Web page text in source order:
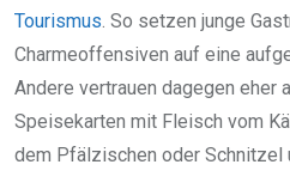
Tourismus. So setzen junge
Charmeoffensiven auf eine
Andere vertrauen dagegen eher
Speisekarten mit Fleisch vom
dem Pfälzischen oder Schnitzel